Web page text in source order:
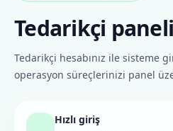
Tedarikçi
Tedarikçi hesabınız ile sisteme
operasyon süreçlerinizi panel
Hızlı giriş